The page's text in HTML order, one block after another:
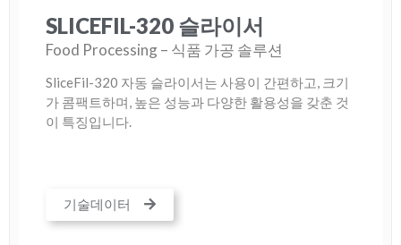
SLICEFIL-320 슬라이서
Food Processing – 식품 가공 솔루션
SliceFil-320 자동 슬라이서는 사용이 간편하고, 크기
가 콤팩트하며, 높은 성능과 다양한 활용성을 갖춘 것
이 특징입니다.
기술데이터